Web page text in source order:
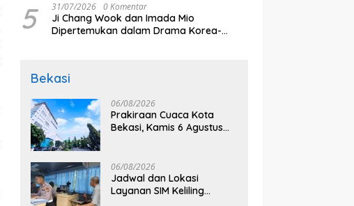
5 31/07/2026 0 Komentar
Ji Chang Wook dan Imada Mio
Dipertemukan dalam Drama Korea-
Bekasi
06/08/2026
Prakiraan Cuaca Kota
Bekasi, Kamis 6 Agustus
06/08/2026
Jadwal dan Lokasi
Layanan SIM Keliling